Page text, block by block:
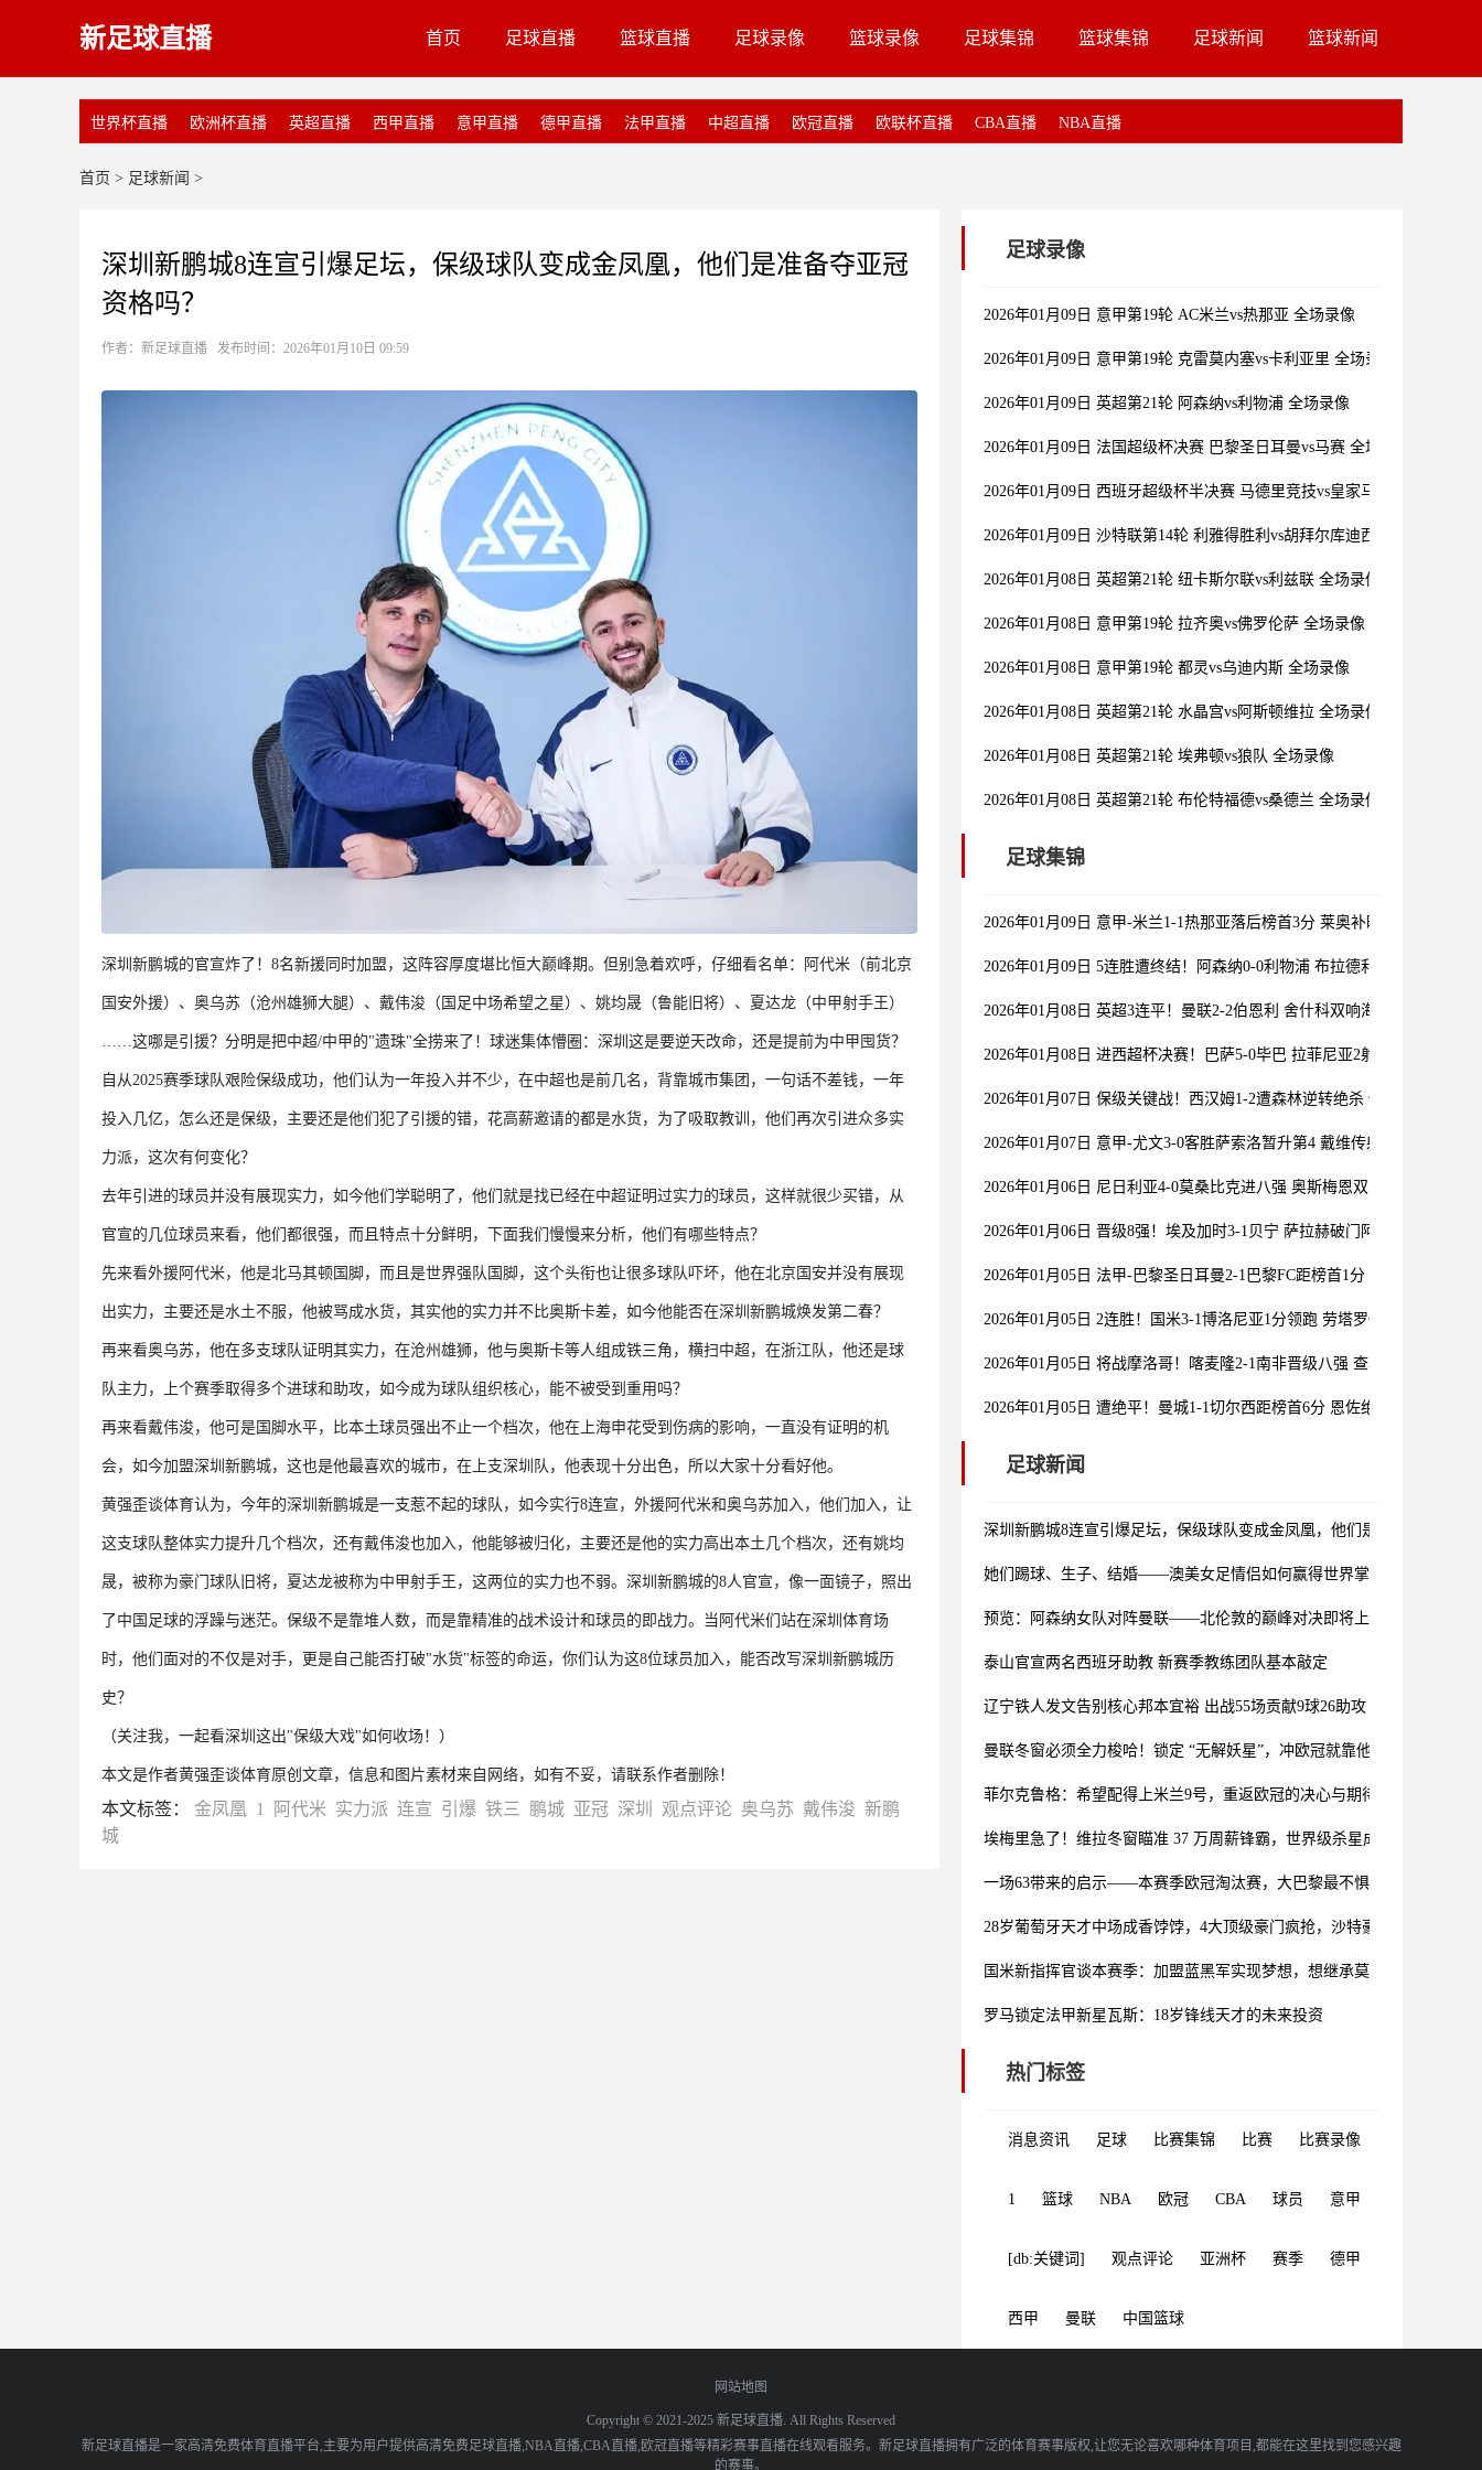
新足球直播 首页 足球直播 篮球直播 足球录像 篮球录像 足球集锦 篮球集锦 足球新闻 篮球新闻
世界杯直播 欧洲杯直播 英超直播 西甲直播 意甲直播 德甲直播 法甲直播 中超直播 欧冠直播 欧联杯直播 CBA直播 NBA直播
首页 > 足球新闻 >
深圳新鹏城8连宣引爆足坛，保级球队变成金凤凰，他们是准备夺亚冠
资格吗？
作者：新足球直播 发布时间：2026年01月10日 09:59
深圳新鹏城的官宣炸了！8名新援同时加盟，这阵容厚度堪比恒大巅峰期。但别急着欢呼，仔细看名单：阿代米（前北京
国安外援）、奥乌苏（沧州雄狮大腿）、戴伟浚（国足中场希望之星）、姚均晟（鲁能旧将）、夏达龙（中甲射手王）
……这哪是引援？分明是把中超/中甲的"遗珠"全捞来了！球迷集体懵圈：深圳这是要逆天改命，还是提前为中甲囤货？
自从2025赛季球队艰险保级成功，他们认为一年投入并不少，在中超也是前几名，背靠城市集团，一句话不差钱，一年
投入几亿，怎么还是保级，主要还是他们犯了引援的错，花高薪邀请的都是水货，为了吸取教训，他们再次引进众多实
力派，这次有何变化？
去年引进的球员并没有展现实力，如今他们学聪明了，他们就是找已经在中超证明过实力的球员，这样就很少买错，从
官宣的几位球员来看，他们都很强，而且特点十分鲜明，下面我们慢慢来分析，他们有哪些特点？
先来看外援阿代米，他是北马其顿国脚，而且是世界强队国脚，这个头衔也让很多球队吓坏，他在北京国安并没有展现
出实力，主要还是水土不服，他被骂成水货，其实他的实力并不比奥斯卡差，如今他能否在深圳新鹏城焕发第二春？
再来看奥乌苏，他在多支球队证明其实力，在沧州雄狮，他与奥斯卡等人组成铁三角，横扫中超，在浙江队，他还是球
队主力，上个赛季取得多个进球和助攻，如今成为球队组织核心，能不被受到重用吗？
再来看戴伟浚，他可是国脚水平，比本土球员强出不止一个档次，他在上海申花受到伤病的影响，一直没有证明的机
会，如今加盟深圳新鹏城，这也是他最喜欢的城市，在上支深圳队，他表现十分出色，所以大家十分看好他。
黄强歪谈体育认为，今年的深圳新鹏城是一支惹不起的球队，如今实行8连宣，外援阿代米和奥乌苏加入，他们加入，让
这支球队整体实力提升几个档次，还有戴伟浚也加入，他能够被归化，主要还是他的实力高出本土几个档次，还有姚均
晟，被称为豪门球队旧将，夏达龙被称为中甲射手王，这两位的实力也不弱。深圳新鹏城的8人官宣，像一面镜子，照出
了中国足球的浮躁与迷茫。保级不是靠堆人数，而是靠精准的战术设计和球员的即战力。当阿代米们站在深圳体育场
时，他们面对的不仅是对手，更是自己能否打破"水货"标签的命运，你们认为这8位球员加入，能否改写深圳新鹏城历
史？
（关注我，一起看深圳这出"保级大戏"如何收场！）
本文是作者黄强歪谈体育原创文章，信息和图片素材来自网络，如有不妥，请联系作者删除！
本文标签： 金凤凰 1 阿代米 实力派 连宣 引爆 铁三 鹏城 亚冠 深圳 观点评论 奥乌苏 戴伟浚 新鹏
城
足球录像
2026年01月09日 意甲第19轮 AC米兰vs热那亚 全场录像
2026年01月09日 意甲第19轮 克雷莫内塞vs卡利亚里 全场录像
2026年01月09日 英超第21轮 阿森纳vs利物浦 全场录像
2026年01月09日 法国超级杯决赛 巴黎圣日耳曼vs马赛 全场录像
2026年01月09日 西班牙超级杯半决赛 马德里竞技vs皇家马德里 全场录像
2026年01月09日 沙特联第14轮 利雅得胜利vs胡拜尔库迪西亚 全场录像
2026年01月08日 英超第21轮 纽卡斯尔联vs利兹联 全场录像
2026年01月08日 意甲第19轮 拉齐奥vs佛罗伦萨 全场录像
2026年01月08日 意甲第19轮 都灵vs乌迪内斯 全场录像
2026年01月08日 英超第21轮 水晶宫vs阿斯顿维拉 全场录像
2026年01月08日 英超第21轮 埃弗顿vs狼队 全场录像
2026年01月08日 英超第21轮 布伦特福德vs桑德兰 全场录像
足球集锦
2026年01月09日 意甲-米兰1-1热那亚落后榜首3分 莱奥补时绝平普利西奇
2026年01月09日 5连胜遭终结！阿森纳0-0利物浦 布拉德利中框+伤退因
2026年01月08日 英超3连平！曼联2-2伯恩利 舍什科双响海文乌龙 弗莱彻
2026年01月08日 进西超杯决赛！巴萨5-0毕巴 拉菲尼亚2射1传 费尔明巴
2026年01月07日 保级关键战！西汉姆1-2遭森林逆转绝杀 怀特89分钟点射
2026年01月07日 意甲-尤文3-0客胜萨索洛暂升第4 戴维传射米雷蒂破门卡
2026年01月06日 尼日利亚4-0莫桑比克进八强 奥斯梅恩双响卢克曼、亚当
2026年01月06日 晋级8强！埃及加时3-1贝宁 萨拉赫破门阿提亚传射 马尔
2026年01月05日 法甲-巴黎圣日耳曼2-1巴黎FC距榜首1分 杜埃破门登贝莱
2026年01月05日 2连胜！国米3-1博洛尼亚1分领跑 劳塔罗传射泽林斯基、
2026年01月05日 将战摩洛哥！喀麦隆2-1南非晋级八强 查马杜破门科法内
2026年01月05日 遭绝平！曼城1-1切尔西距榜首6分 恩佐绝平赖因德斯破
足球新闻
深圳新鹏城8连宣引爆足坛，保级球队变成金凤凰，他们是准备夺亚冠资
她们踢球、生子、结婚——澳美女足情侣如何赢得世界掌声
预览：阿森纳女队对阵曼联——北伦敦的巅峰对决即将上演
泰山官宣两名西班牙助教 新赛季教练团队基本敲定
辽宁铁人发文告别核心邦本宜裕 出战55场贡献9球26助攻
曼联冬窗必须全力梭哈！锁定 “无解妖星”，冲欧冠就靠他
菲尔克鲁格：希望配得上米兰9号，重返欧冠的决心与期待
埃梅里急了！维拉冬窗瞄准 37 万周薪锋霸，世界级杀星成冲冠关键
一场63带来的启示——本赛季欧冠淘汰赛，大巴黎最不惧两回合打平
28岁葡萄牙天才中场成香饽饽，4大顶级豪门疯抢，沙特豪门难留人
国米新指挥官谈本赛季：加盟蓝黑军实现梦想，想继承莫德里奇荣光
罗马锁定法甲新星瓦斯：18岁锋线天才的未来投资
热门标签
消息资讯 足球 比赛集锦 比赛 比赛录像
1 篮球 NBA 欧冠 CBA 球员 意甲
[db:关键词] 观点评论 亚洲杯 赛季 德甲
西甲 曼联 中国篮球
网站地图
Copyright © 2021-2025 新足球直播. All Rights Reserved
新足球直播是一家高清免费体育直播平台,主要为用户提供高清免费足球直播,NBA直播,CBA直播,欧冠直播等精彩赛事直播在线观看服务。新足球直播拥有广泛的体育赛事版权,让您无论喜欢哪种体育项目,都能在这里找到您感兴趣
的赛事。